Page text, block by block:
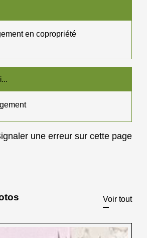
en copropriété
une erreur sur cette page
Voir tout